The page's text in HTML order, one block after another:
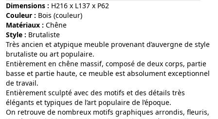
Dimensions : H216 x L137 x P62
Couleur :
bois (couleur)
Matériaux :
chêne
Style :
brutaliste
Très ancien et atypique meuble provenant d’auvergne de style
brutaliste ou art populaire.
Entièrement en chêne massif, composé de deux corps, partie
basse et partie haute, ce meuble est absolument exceptionnel
de travail.
Entièrement sculpté avec des motifs et des détails très
élégants et typiques de l’art populaire de l’époque.
On retrouve de nombreux motifs graphiques arrondis, fleuris,